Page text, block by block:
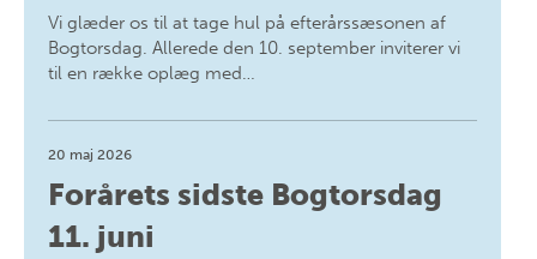
Vi glæder os til at tage hul på efterårssæsonen af
Bogtorsdag. Allerede den 10. september inviterer vi
til en række oplæg med…
20 maj 2026
Forårets sidste Bogtorsdag
11. juni